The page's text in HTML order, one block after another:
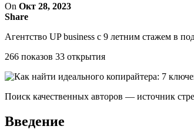
On Окт 28, 2023
Share
Агентство UP business с 9 летним стажем в
266 показов 33 открытия
Поиск качественных авторов — источник
Введение